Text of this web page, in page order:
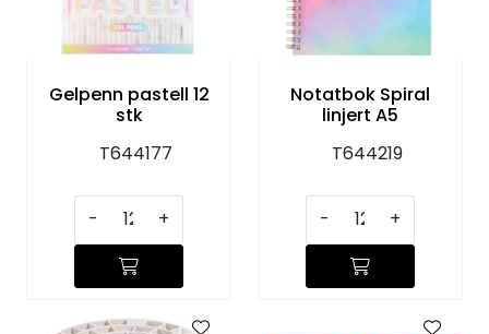
Gelpenn pastell 12
stk
T644177
- +
Notatbok Spiral
linjert A5
T644219
- +
KJØKKEN
MØBLER
GAVESETT
ACCESSORIES